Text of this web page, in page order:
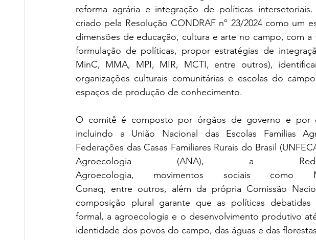
reforma agrária e integração de políticas
criado pela Resolução CONDRAF nº 23/2024 como um
dimensões de educação, cultura e arte no campo, com
formulação de políticas, propor estratégias de
MinC, MMA, MPI, MIR, MCTI, entre outros),
organizações culturais comunitárias e escolas do
espaços de produção de conhecimento.
O comitê é composto por órgãos de governo e por
incluindo a União Nacional das Escolas Famílias
Federações das Casas Familiares Rurais do Brasil
Agroecologia (ANA), a
Agroecologia, movimentos sociais como
Conaq, entre outros, além da própria Comissão
composição plural garante que as políticas
formal, a agroecologia e o desenvolvimento produtivo
identidade dos povos do campo, das águas e das